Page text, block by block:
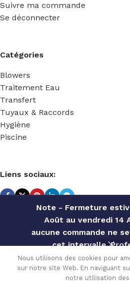
Note - Fermeture
Août au vendredi 14
aucune commande ne
cet intervalle.
Contactez notre
pour des offres
remises par
Suivre ma commande
Se déconnecter
Catégories
Blowers
Traitement Eau
Transfert
Tuyaux & Raccords
Hygiène
Piscine
Liens sociaux:
TECHNIDOSE 2022 Réalisé
Nous utilisons des cookies pour
sur notre site Web. En naviguant
notre utilisation des
REDUCTION
MALE PVDF
15.54€
TVA
sur